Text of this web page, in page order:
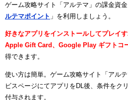
ゲーム攻略サイト「アルテマ」の課金資
ルテマポイント 」を利用しましょう。
好きなアプリをインストールしてプレイ
Apple Gift Card、Google Play ギフトコ
得できます。
使い方は簡単。ゲーム攻略サイト「アル
ビスページにてアプリをDL後、条件をク
付与されます。